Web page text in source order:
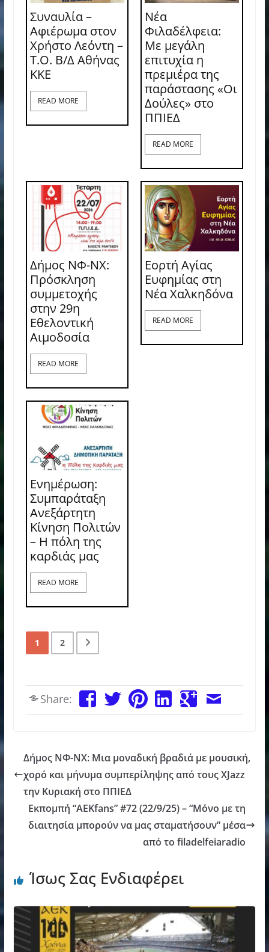
Συναυλία –
Αφιέρωμα στον
Χρήστο Λεόντη –
Τ.Ο. Β/Δ Αθήνας
ΚΚΕ
READ MORE
Νέα
Φιλαδέλφεια:
Με μεγάλη
επιτυχία η
πρεμιέρα της
παράστασης «Οι
Δούλες» στο
ΠΠΙΕΔ
READ MORE
Δήμος ΝΦ-ΝΧ:
Πρόσκληση
συμμετοχής
στην 29η
Εθελοντική
Αιμοδοσία
READ MORE
Εορτή Αγίας
Ευφημίας στη
Νέα Χαλκηδόνα
READ MORE
Ενημέρωση:
Συμπαράταξη
Ανεξάρτητη
Κίνηση Πολιτών
– Η πόλη της
καρδιάς μας
READ MORE
1 2
Share:
Δήμος ΝΦ-ΝΧ: Μια μοναδική βραδιά με μουσική,
χορό και μήνυμα συμπερίληψης από τους XJazz
την Κυριακή στο ΠΠΙΕΔ
Εκπομπή “AEKfans” #72 (22/9/25) – “Μόνο με τη
διαιτησία μπορούν να μας σταματήσουν” μέσα
από το filadelfeiaradio
Ίσως Σας Ενδιαφέρει